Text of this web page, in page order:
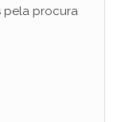
pela procura